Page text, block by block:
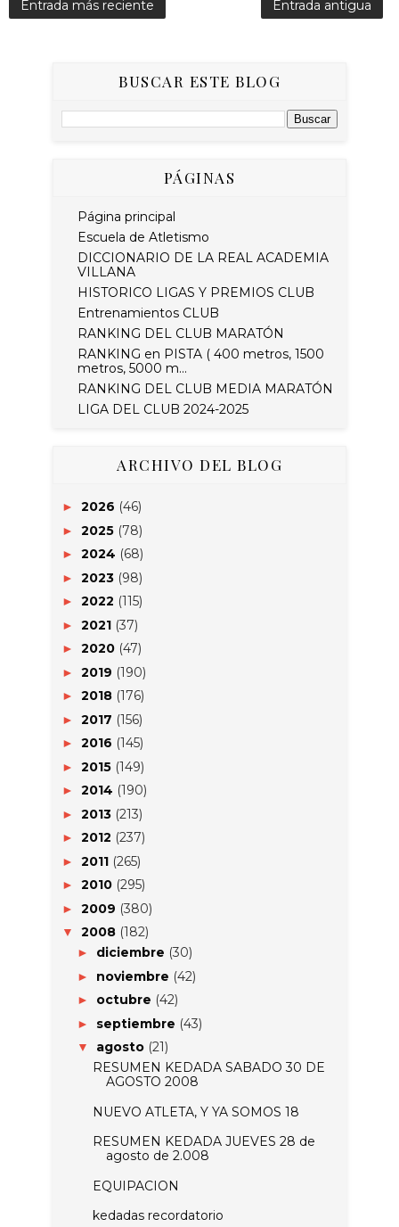
Entrada más reciente Entrada antigua
BUSCAR ESTE BLOG
PÁGINAS
Página principal
Escuela de Atletismo
DICCIONARIO DE LA REAL ACADEMIA
VILLANA
HISTORICO LIGAS Y PREMIOS CLUB
Entrenamientos CLUB
RANKING DEL CLUB MARATÓN
RANKING en PISTA ( 400 metros, 1500
metros, 5000 m...
RANKING DEL CLUB MEDIA MARATÓN
LIGA DEL CLUB 2024-2025
ARCHIVO DEL BLOG
► 2026 (46)
► 2025 (78)
► 2024 (68)
► 2023 (98)
► 2022 (115)
► 2021 (37)
► 2020 (47)
► 2019 (190)
► 2018 (176)
► 2017 (156)
► 2016 (145)
► 2015 (149)
► 2014 (190)
► 2013 (213)
► 2012 (237)
► 2011 (265)
► 2010 (295)
► 2009 (380)
▼ 2008 (182)
► diciembre (30)
► noviembre (42)
► octubre (42)
► septiembre (43)
▼ agosto (21)
RESUMEN KEDADA SABADO 30 DE
AGOSTO 2008
NUEVO ATLETA, Y YA SOMOS 18
RESUMEN KEDADA JUEVES 28 de
agosto de 2.008
EQUIPACION
kedadas recordatorio